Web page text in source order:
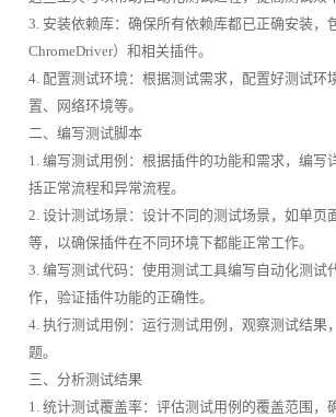
3. 安装依赖库：确保所有依赖库都已正确安装，
ChromeDriver）和相关插件。
4. 配置测试环境：根据测试需求，配置好测试环
置、网络环境等。
二、编写测试脚本
1. 编写测试用例：根据插件的功能和需求，编写
括正常流程和异常流程。
2. 设计测试场景：设计不同的测试场景，如单页
等，以确保插件在不同环境下都能正常工作。
3. 编写测试代码：使用测试工具编写自动化测试
作，验证插件功能的正确性。
4. 执行测试用例：运行测试用例，观察测试结果
题。
三、分析测试结果
1. 统计测试覆盖率：评估测试用例的覆盖范围，